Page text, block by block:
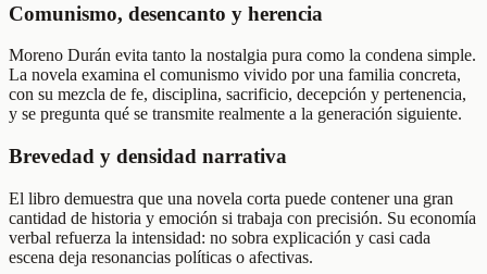
Comunismo, desencanto y herencia
Moreno Durán evita tanto la nostalgia pura como la condena simple.
La novela examina el comunismo vivido por una familia concreta,
con su mezcla de fe, disciplina, sacrificio, decepción y pertenencia,
y se pregunta qué se transmite realmente a la generación siguiente.
Brevedad y densidad narrativa
El libro demuestra que una novela corta puede contener una gran
cantidad de historia y emoción si trabaja con precisión. Su economía
verbal refuerza la intensidad: no sobra explicación y casi cada
escena deja resonancias políticas o afectivas.